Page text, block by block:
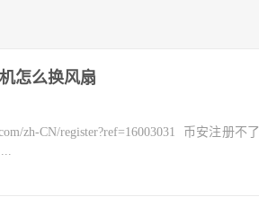
怎么换风扇
zh-CN/register?ref=16003031 币安注册不